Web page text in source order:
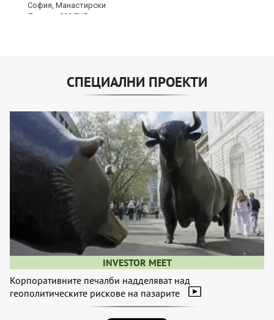
СПЕЦИАЛНИ ПРОЕКТИ
INVESTOR MEET
Корпоративните печалби надделяват над
геополитическите рискове на пазарите